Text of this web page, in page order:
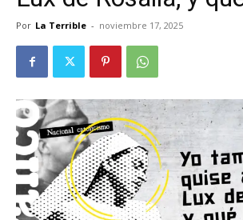
Por La Terrible - noviembre 17, 2025